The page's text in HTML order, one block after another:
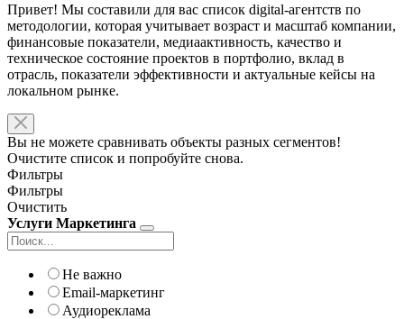
Привет! Мы составили для вас список digital-агентств по
методологии, которая учитывает возраст и масштаб компании,
финансовые показатели, медиаактивность, качество и
техническое состояние проектов в портфолио, вклад в
отрасль, показатели эффективности и актуальные кейсы на
локальном рынке.
Вы не можете сравнивать объекты разных сегментов!
Очистите список и попробуйте снова.
Фильтры
Фильтры
Очистить
Услуги Маркетинга
Не важно
Email-маркетинг
Аудиореклама